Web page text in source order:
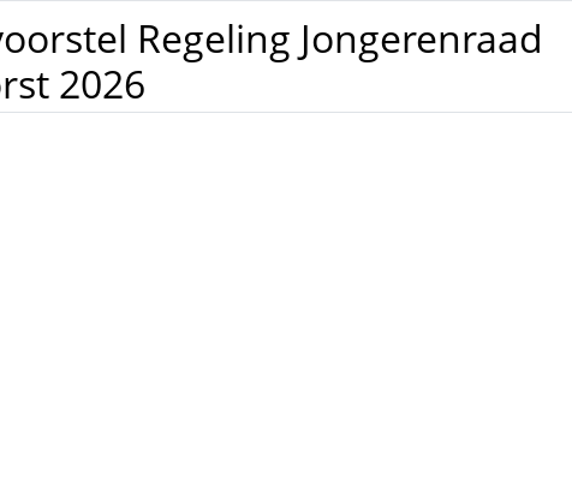
Regeling Jongerenraad
2026